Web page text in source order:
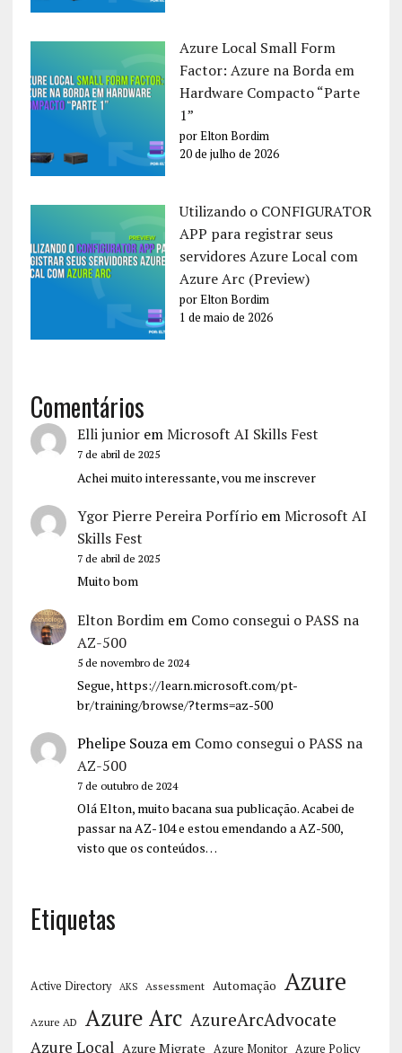
Azure Local Small Form
Factor: Azure na Borda em
Hardware Compacto “Parte
1”
por Elton Bordim
20 de julho de 2026
Utilizando o CONFIGURATOR
APP para registrar seus
servidores Azure Local com
Azure Arc (Preview)
por Elton Bordim
1 de maio de 2026
Comentários
Elli junioremMicrosoft AI Skills Fest
7 de abril de 2025
Achei muito interessante, vou me inscrever
Ygor Pierre Pereira PorfírioemMicrosoft AI
Skills Fest
7 de abril de 2025
Muito bom
Elton Bordimem Como consegui o PASS na
AZ-500
5 de novembro de 2024
Segue, https://learn.microsoft.com/pt-
br/training/browse/?terms=az-500
Phelipe Souzaem Como consegui o PASS na
AZ-500
7 de outubro de 2024
Olá Elton, muito bacana sua publicação. Acabei de
passar na AZ-104 e estou emendando a AZ-500,
visto que os conteúdos…
Etiquetas
Active Directory AKS Assessment Automação Azure
Azure AD Azure Arc AzureArcAdvocate
Azure Local Azure Migrate Azure Monitor Azure Policy